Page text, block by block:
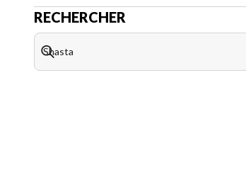
RECHERCHER